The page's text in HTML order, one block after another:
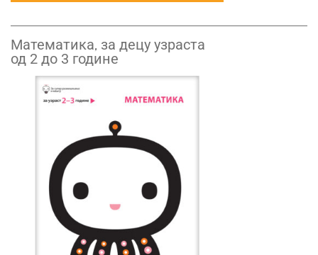
Математика, за децу узраста
од 2 до 3 године